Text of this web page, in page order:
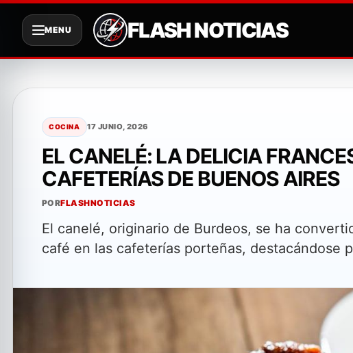
contenido
MENU FLASH NOTICIAS
COCINA 17 JUNIO, 2026
EL CANELÉ: LA DELICIA
CAFETERÍAS DE BUENOS AIRES
PORFLASHNOTICIAS
El canelé, originario de Burdeos, se ha
café en las cafeterías porteñas, destacándose